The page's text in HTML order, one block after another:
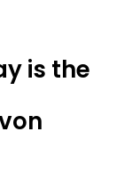
is the